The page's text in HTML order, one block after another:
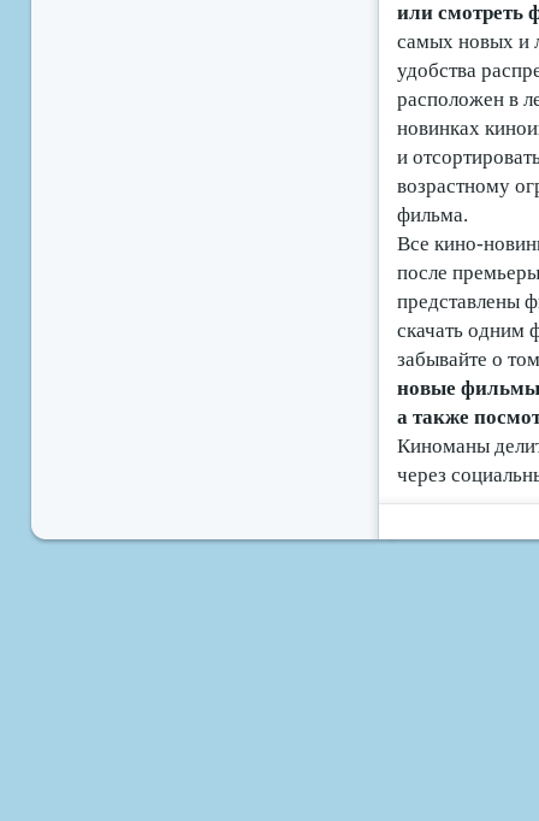
или смотреть
самых новых и
удобства
расположен в
новинках
и
возрастному
фильма.
Все кино-
после
представлены
скачать одним
забывайте о
новые фильмы
а также
Киноманы
через